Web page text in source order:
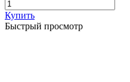
Купить
Быстрый просмотр